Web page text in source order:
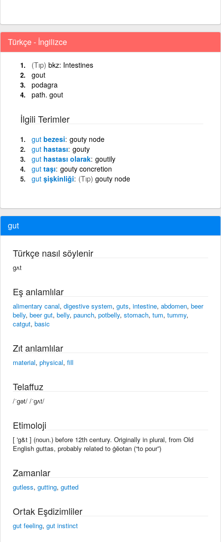
Türkçe - İngilizce
(Tıp) bkz: Intestines
gout
podagra
path. gout
İlgili Terimler
gut bezesi gouty node
gut hastası gouty
gut hastası olarak goutily
gut taşı gouty concretion
gut şişkinliği (Tıp) gouty node
gut
Türkçe nasıl söylenir
gʌt
Eş anlamlılar
alimentary canal, digestive system, guts, intestine, abdomen, beer
belly, beer gut, belly, paunch, potbelly, stomach, tum, tummy,
catgut, basic
Zıt anlamlılar
material, physical, fill
Telaffuz
/ˈgət/ /ˈɡʌt/
Etimoloji
[ 'g&t ] (noun.) before 12th century. Originally in plural, from Old
English guttas, probably related to ġēotan (“to pour”)
Zamanlar
gutless, gutting, gutted
Ortak Eşdizimliler
gut feeling, gut instinct